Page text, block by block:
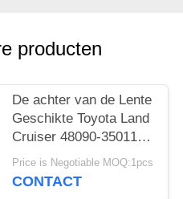
producten
De achter van de Lente
Geschikte Toyota Land
Cruiser 48090-35011
48080-35011 van de
Luchtopschorting Zak
Price is Negotiable MOQ:1pcs
CONTACT